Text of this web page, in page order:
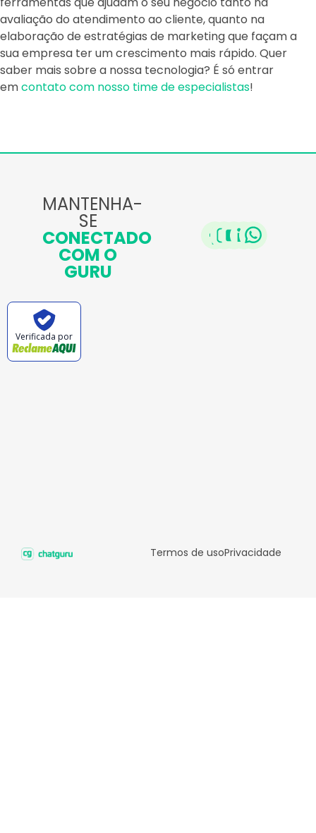
avaliação do atendimento ao cliente, quanto na
elaboração de estratégias de marketing que façam a
sua empresa ter um crescimento mais rápido. Quer
saber mais sobre a nossa tecnologia? É só entrar
emcontato com nosso time de especialistas!
MANTENHA-
SE
CONECTADO
COM O
GURU
Verificada por
Termos de usoPrivacidade